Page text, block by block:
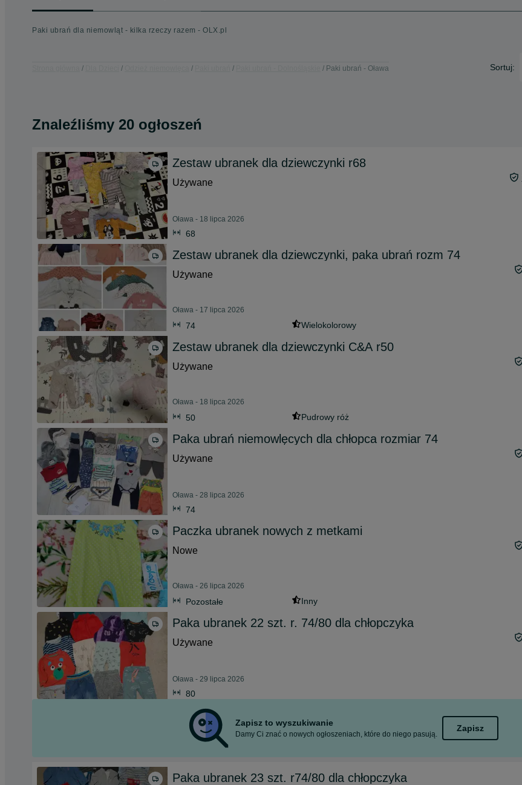
Paki ubrań dla niemowląt - kilka rzeczy razem - OLX.pl
Paki ubrań - Oława Sortuj:
Znaleźliśmy 20 ogłoszeń
Zestaw ubranek dla dziewczynki r68
Używane
Oława - 18 lipca 2026
68
Zestaw ubranek dla dziewczynki, paka ubrań rozm 74
Używane
Oława - 17 lipca 2026
74 Wielokolorowy
Zestaw ubranek dla dziewczynki C&А r50
Używane
Oława - 18 lipca 2026
50 Pudrowy róż
Paka ubrań niemowlęcych dla chłopca rozmiar 74
Używane
Oława - 28 lipca 2026
74
Paczka ubranek nowych z metkami
Nowe
Oława - 26 lipca 2026
Pozostałe Inny
Paka ubranek 22 szt. r. 74/80 dla chłopczyka
Używane
Oława - 29 lipca 2026
80
Zapisz to wyszukiwanie
Damy Ci znać o nowych ogłoszeniach, które do niego pasują.
Zapisz
Paka ubranek 23 szt. r74/80 dla chłopczyka